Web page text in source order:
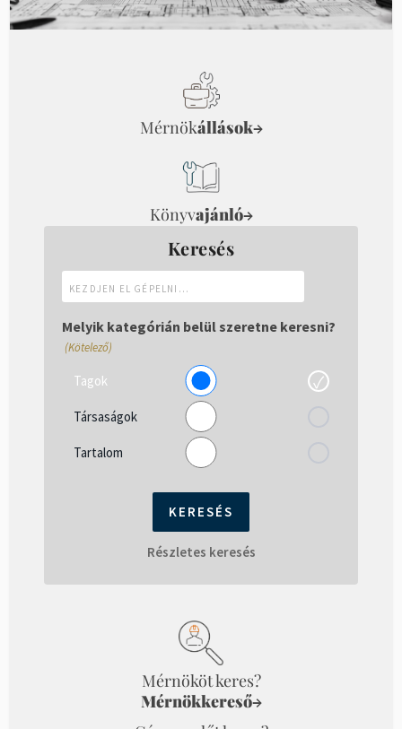
Mérnökállások→
Könyvajánló→
Keresés
el
gépelni...
Melyik kategórián belül szeretne keresni?
(Kötelező)
Tagok
Társaságok
Tartalom
Részletes keresés
Mérnököt keres?
Mérnökkereső→